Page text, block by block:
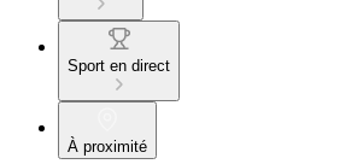
Sport en direct
À proximité